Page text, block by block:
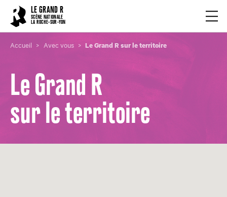
LE GRAND R
SCÈNE NATIONALE
LA ROCHE-SUR-YON
Accueil Avec vous Le Grand R sur le territoire
Le Grand R
sur le territoire
Cookies management panel